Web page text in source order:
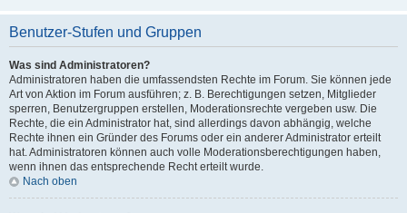
Benutzer-Stufen und Gruppen
Was sind Administratoren?
Administratoren haben die umfassendsten Rechte im Forum. Sie können jede
Art von Aktion im Forum ausführen; z. B. Berechtigungen setzen, Mitglieder
sperren, Benutzergruppen erstellen, Moderationsrechte vergeben usw. Die
Rechte, die ein Administrator hat, sind allerdings davon abhängig, welche
Rechte ihnen ein Gründer des Forums oder ein anderer Administrator erteilt
hat. Administratoren können auch volle Moderationsberechtigungen haben,
wenn ihnen das entsprechende Recht erteilt wurde.
Nach oben